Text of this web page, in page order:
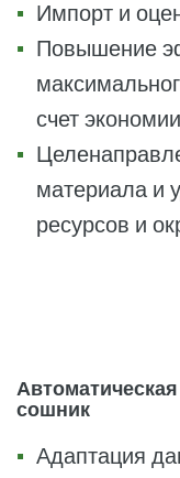
Импорт и
Повышение
счет
материала и
ресурсов и
сошник
Адаптация